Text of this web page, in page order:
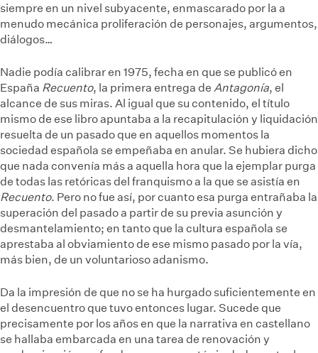
siempre en un nivel subyacente, enmascarado por la a
menudo mecánica proliferación de personajes, argumentos,
diálogos…
Nadie podía calibrar en 1975, fecha en que se publicó en
España Recuento, la primera entrega de Antagonía, el
alcance de sus miras. Al igual que su contenido, el título
mismo de ese libro apuntaba a la recapitulación y liquidación
resuelta de un pasado que en aquellos momentos la
sociedad española se empeñaba en anular. Se hubiera dicho
que nada convenía más a aquella hora que la ejemplar purga
de todas las retóricas del franquismo a la que se asistía en
Recuento. Pero no fue así, por cuanto esa purga entrañaba la
superación del pasado a partir de su previa asunción y
desmantelamiento; en tanto que la cultura española se
aprestaba al obviamiento de ese mismo pasado por la vía,
más bien, de un voluntarioso adanismo.
Da la impresión de que no se ha hurgado suficientemente en
el desencuentro que tuvo entonces lugar. Sucede que
precisamente por los años en que la narrativa en castellano
se hallaba embarcada en una tarea de renovación y